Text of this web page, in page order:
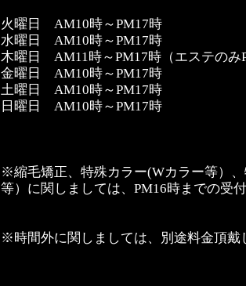
火曜日 AM10時～PM17時
水曜日 AM10時～PM17時
木曜日 AM11時～PM17時（エステのみ
金曜日 AM10時～PM17時
土曜日 AM10時～PM17時
日曜日 AM10時～PM17時
※縮毛矯正、特殊カラー(Wカラー等）
等）に関しましては、PM16時までの受
※時間外に関しましては、別途料金頂戴